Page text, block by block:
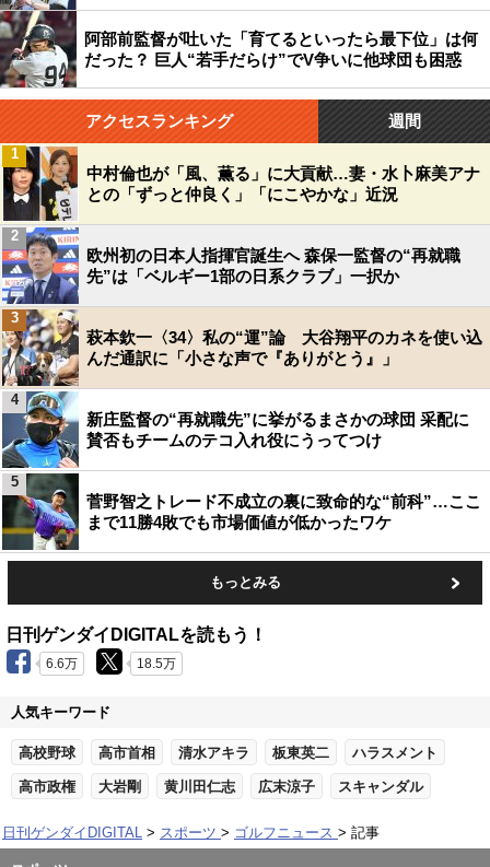
阿部前監督が吐いた「育てるといったら最下位」は何
だった？ 巨人“若手だらけ”でV争いに他球団も困惑
アクセスランキング 週間
中村倫也が「風、薫る」に大貢献…妻・水卜麻美アナ
との「ずっと仲良く」「にこやかな」近況
1
欧州初の日本人指揮官誕生へ 森保一監督の“再就職
先”は「ベルギー1部の日系クラブ」一択か
2
萩本欽一〈34〉私の“運”論 大谷翔平のカネを使い込
んだ通訳に「小さな声で『ありがとう』」
3
新庄監督の“再就職先”に挙がるまさかの球団 采配に
賛否もチームのテコ入れ役にうってつけ
4
菅野智之トレード不成立の裏に致命的な“前科”…ここ
まで11勝4敗でも市場価値が低かったワケ
5
もっとみる
日刊ゲンダイDIGITALを読もう！
6.6万 18.5万
人気キーワード
高校野球 高市首相 清水アキラ 板東英二 ハラスメント
高市政権 大岩剛 黄川田仁志 広末涼子 スキャンダル
日刊ゲンダイDIGITAL スポーツ ゴルフニュース 記事